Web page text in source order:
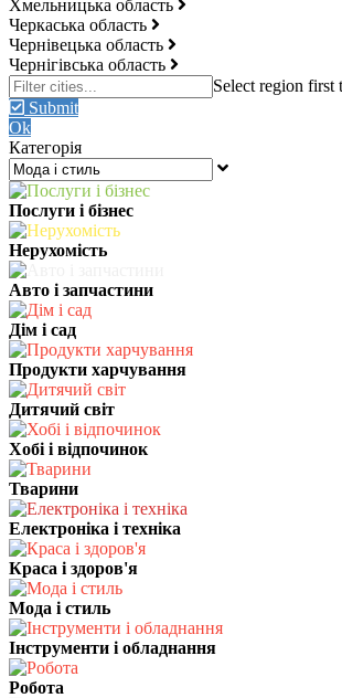
Хмельницька область
Черкаська область
Чернівецька область
Чернігівська область
Submit
Ok
Категорія
Послуги і бізнес
Нерухомість
Авто і запчастини
Дім і сад
Продукти харчування
Дитячий світ
Хобі і відпочинок
Тварини
Електроніка і техніка
Краса і здоров'я
Мода і стиль
Інструменти і обладнання
Робота